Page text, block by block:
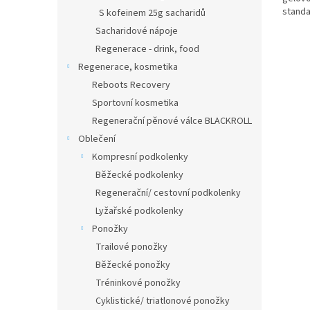
S kofeinem 25g sacharidů
Sacharidové nápoje
Regenerace - drink, food
Regenerace, kosmetika
Reboots Recovery
Sportovní kosmetika
Regenerační pěnové válce BLACKROLL
Oblečení
Kompresní podkolenky
Běžecké podkolenky
Regenerační/ cestovní podkolenky
Lyžařské podkolenky
Ponožky
Trailové ponožky
Běžecké ponožky
Tréninkové ponožky
Cyklistické/ triatlonové ponožky